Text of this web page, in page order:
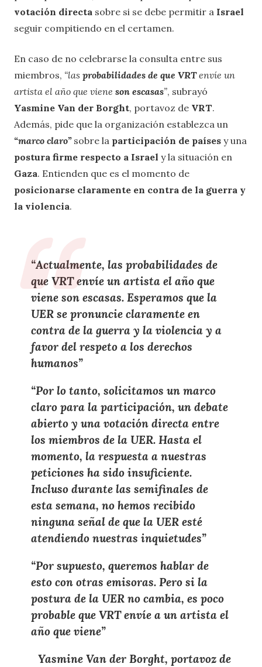
votación directa sobre si se debe permitir a Israel
seguir compitiendo en el certamen.
En caso de no celebrarse la consulta entre sus
miembros, “las probabilidades de que VRT envíe un
artista el año que viene son escasas”, subrayó
Yasmine Van der Borght, portavoz de VRT.
Además, pide que la organización establezca un
“marco claro”sobre la participación de países y una
postura firme respecto a Israel y la situación en
Gaza. Entienden que es el momento de
posicionarse claramente en contra de la guerra y
la violencia.
“Actualmente, las probabilidades de
que VRT envíe un artista el año que
viene son escasas. Esperamos que la
UER se pronuncie claramente en
contra de la guerra y la violencia y a
favor del respeto a los derechos
humanos”
“Por lo tanto, solicitamos un marco
claro para la participación, un debate
abierto y una votación directa entre
los miembros de la UER. Hasta el
momento, la respuesta a nuestras
peticiones ha sido insuficiente.
Incluso durante las semifinales de
esta semana, no hemos recibido
ninguna señal de que la UER esté
atendiendo nuestras inquietudes”
“Por supuesto, queremos hablar de
esto con otras emisoras. Pero si la
postura de la UER no cambia, es poco
probable que VRT envíe a un artista el
año que viene”
Yasmine Van der Borght, portavoz de